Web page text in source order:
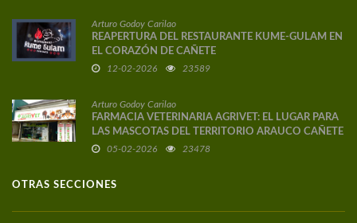
Arturo Godoy Carilao
REAPERTURA DEL RESTAURANTE KUME-GULAM EN
EL CORAZÓN DE CAÑETE
12-02-2026 23589
Arturo Godoy Carilao
FARMACIA VETERINARIA AGRIVET: EL LUGAR PARA
LAS MASCOTAS DEL TERRITORIO ARAUCO CAÑETE
05-02-2026 23478
OTRAS SECCIONES